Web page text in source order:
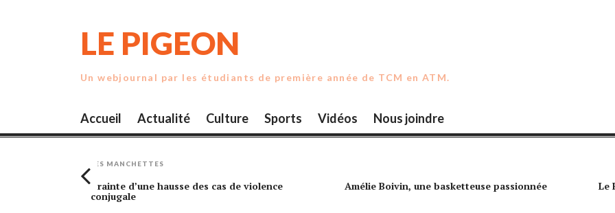
LE PIGEON
Un webjournal par les étudiants de première année de TCM en ATM.
Accueil Actualité Culture Sports Vidéos Nous joindre
LES MANCHETTES
Crainte d’une hausse des cas de violence
conjugale
Amélie Boivin, une basketteuse passionnée Le